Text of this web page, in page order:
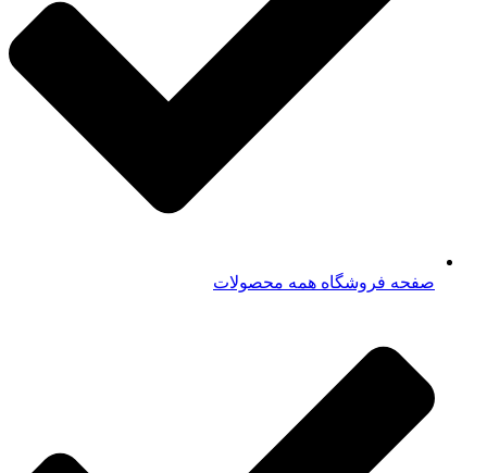
صفحه فروشگاه همه محصولات​